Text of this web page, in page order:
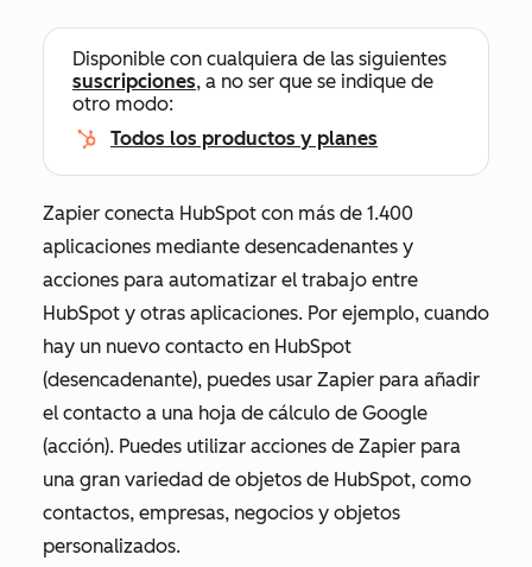
Disponible con cualquiera de las siguientes
suscripciones, a no ser que se indique de
otro modo:
Todos los productos y planes
Zapier conecta HubSpot con más de 1.400
aplicaciones mediante desencadenantes y
acciones para automatizar el trabajo entre
HubSpot y otras aplicaciones. Por ejemplo, cuando
hay un nuevo contacto en HubSpot
(desencadenante), puedes usar Zapier para añadir
el contacto a una hoja de cálculo de Google
(acción). Puedes utilizar acciones de Zapier para
una gran variedad de objetos de HubSpot, como
contactos, empresas, negocios y objetos
personalizados.